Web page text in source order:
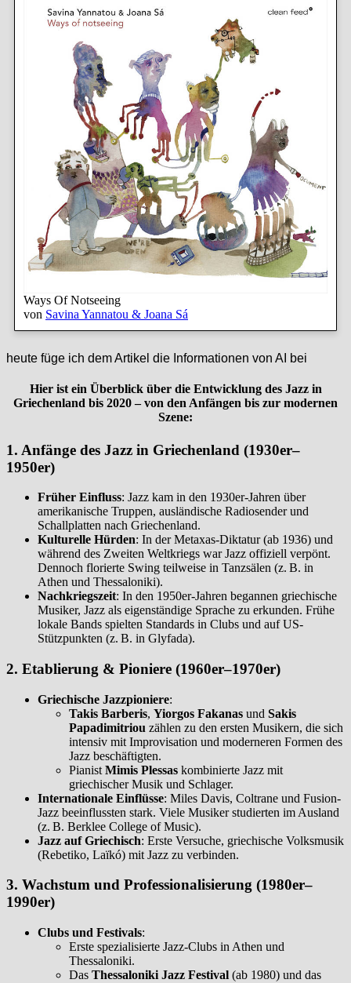
Ways Of Notseeing
von Savina Yannatou & Joana Sá
heute füge ich dem Artikel die Informationen von AI bei
Hier ist ein Überblick über die Entwicklung des Jazz in
Griechenland bis 2020– von den Anfängen bis zur modernen
Szene:
1. Anfänge des Jazz in Griechenland (1930er–
1950er)
Früher Einfluss: Jazz kam in den 1930er-Jahren über
amerikanische Truppen, ausländische Radiosender und
Schallplatten nach Griechenland.
Kulturelle Hürden: In der Metaxas-Diktatur (ab 1936) und
während des Zweiten Weltkriegs war Jazz offiziell verpönt.
Dennoch florierte Swing teilweise in Tanzsälen (z. B. in
Athen und Thessaloniki).
Nachkriegszeit: In den 1950er-Jahren begannen griechische
Musiker, Jazz als eigenständige Sprache zu erkunden. Frühe
lokale Bands spielten Standards in Clubs und auf US-
Stützpunkten (z. B. in Glyfada).
2. Etablierung & Pioniere (1960er–1970er)
Griechische Jazzpioniere:
Takis Barberis, Yiorgos Fakanas und Sakis
Papadimitriou zählen zu den ersten Musikern, die sich
intensiv mit Improvisation und moderneren Formen des
Jazz beschäftigten.
Pianist Mimis Plessas kombinierte Jazz mit
griechischer Musik und Schlager.
Internationale Einflüsse: Miles Davis, Coltrane und Fusion-
Jazz beeinflussten stark. Viele Musiker studierten im Ausland
(z. B. Berklee College of Music).
Jazz auf Griechisch: Erste Versuche, griechische Volksmusik
(Rebetiko, Laïkó) mit Jazz zu verbinden.
3. Wachstum und Professionalisierung (1980er–
1990er)
Clubs und Festivals:
Erste spezialisierte Jazz-Clubs in Athen und
Thessaloniki.
Das Thessaloniki Jazz Festival (ab 1980) und das